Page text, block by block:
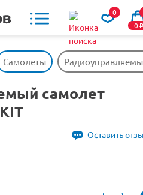
0
0o
Самолеты
самолет
Оставить